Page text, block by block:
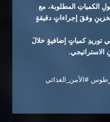
الكمياتِ المطلوبة، مع
وفقَ إجراءاتٍ دقيقةٍ
كمياتٍ إضافيةٍ خلالَ
الاستراتيجي.
#الأمن_الغذائي